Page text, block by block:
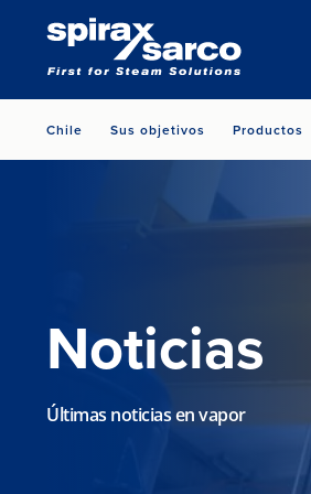
Chile Sus objetivos Productos
Noticias
Últimas noticias en vapor